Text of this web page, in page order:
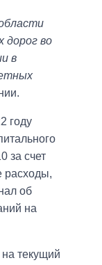
дорог во
в
году
за счет
расходы,
об
на
текущий